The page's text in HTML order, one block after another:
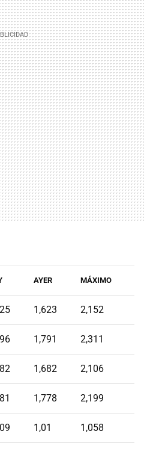
AYER MÁXIMO
1,623 2,152
1,791 2,311
1,682 2,106
1,778 2,199
1,01 1,058